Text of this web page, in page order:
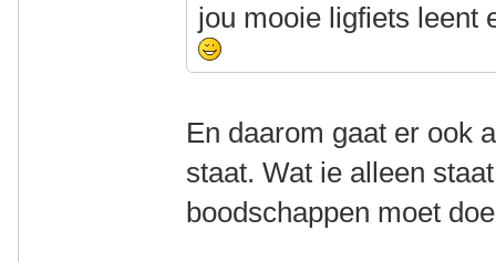
jou mooie ligfiets leent
En daarom gaat er ook
staat. Wat ie alleen
boodschappen moet